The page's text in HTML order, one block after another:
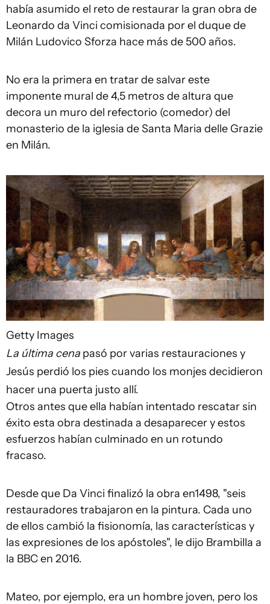
había asumido el reto de restaurar la gran obra de
Leonardo da Vinci comisionada por el duque de
Milán Ludovico Sforza hace más de 500 años.
No era la primera en tratar de salvar este
imponente mural de 4,5 metros de altura que
decora un muro del refectorio (comedor) del
monasterio de la iglesia de Santa Maria delle Grazie
en Milán.
Getty Images
La última cena pasó por varias restauraciones y
Jesús perdió los pies cuando los monjes decidieron
hacer una puerta justo allí.
Otros antes que ella habían intentado rescatar sin
éxito esta obra destinada a desaparecer y estos
esfuerzos habían culminado en un rotundo
fracaso.
Desde que Da Vinci finalizó la obra en1498, "seis
restauradores trabajaron en la pintura. Cada uno
de ellos cambió la fisionomía, las características y
las expresiones de los apóstoles", le dijo Brambilla a
la BBC en 2016.
Mateo, por ejemplo, era un hombre joven, pero los